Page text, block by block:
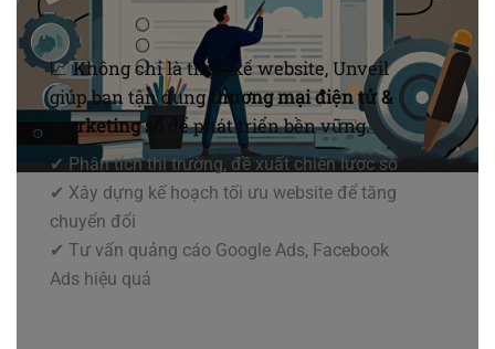
📈 Không chỉ là thiết kế website, Unveil
giúp bạn tận dụngthương mại điện tử &
marketing số
để phát triển bền vững.
✔ Phân tích thị trường, đề xuất chiến lược số
✔ Xây dựng kế hoạch tối ưu website để tăng
chuyển đổi
✔ Tư vấn quảng cáo Google Ads, Facebook
Ads hiệu quả